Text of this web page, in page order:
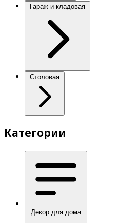
Гараж и кладовая
Столовая
Категории
Декор для дома